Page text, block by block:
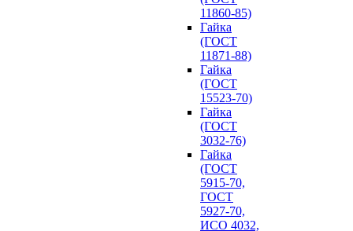
11860-85)
Гайка
(ГОСТ
11871-88)
Гайка
(ГОСТ
15523-70)
Гайка
(ГОСТ
3032-76)
Гайка
(ГОСТ
5915-70,
ГОСТ
5927-70,
ИСО 4032,